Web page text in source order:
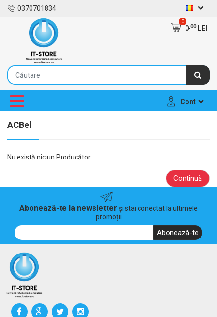
0370701834
0
0,00LEI
Cont
ACBel
Nu există niciun Producător.
Continuă
Abonează-te la newsletter și stai conectat la ultimele
promoții
Abonează-te